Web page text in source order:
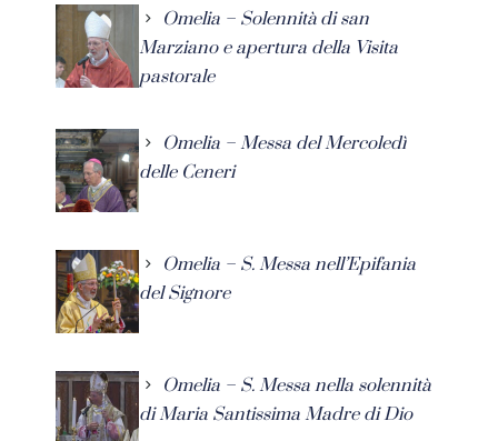
Omelia – Solennità di san
Marziano e apertura della Visita
pastorale
Omelia – Messa del Mercoledì
delle Ceneri
Omelia – S. Messa nell’Epifania
del Signore
Omelia – S. Messa nella solennità
di Maria Santissima Madre di Dio